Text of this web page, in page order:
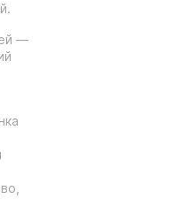
—